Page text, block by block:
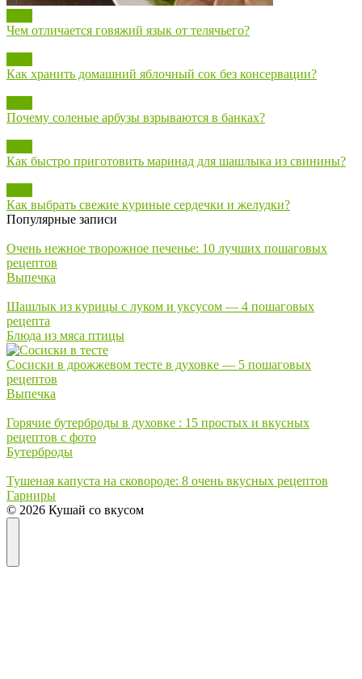
Чем отличается говяжий язык от телячьего?
Как хранить домашний яблочный сок без консервации?
Почему соленые арбузы взрываются в банках?
Как быстро приготовить маринад для шашлыка из свинины?
Как выбрать свежие куриные сердечки и желудки?
Популярные записи
Очень нежное творожное печенье: 10 лучших пошаговых
рецептов
Выпечка
Шашлык из курицы с луком и уксусом — 4 пошаговых
рецепта
Блюда из мяса птицы
Сосиски в дрожжевом тесте в духовке — 5 пошаговых
рецептов
Выпечка
Горячие бутерброды в духовке : 15 простых и вкусных
рецептов с фото
Бутерброды
Тушеная капуста на сковороде: 8 очень вкусных рецептов
Гарниры
© 2026 Кушай со вкусом